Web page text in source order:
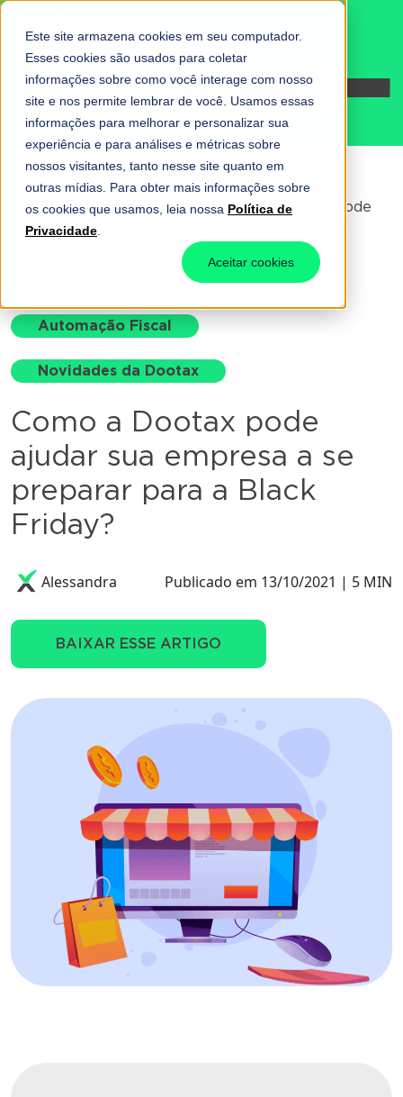
Este site armazena cookies em seu computador.
Esses cookies são usados para coletar
informações sobre como você interage com nosso
site e nos permite lembrar de você. Usamos essas
informações para melhorar e personalizar sua
experiência e para análises e métricas sobre
nossos visitantes, tanto nesse site quanto em
outras mídias. Para obter mais informações sobre
os cookies que usamos, leia nossa Política de
Privacidade
Aceitar cookies
Fale conosco
Home-Automação Fiscal-Como a Dootax pode
ajudar sua empresa a se preparar para a Black
Automação Fiscal
Novidades da Dootax
Como a Dootax pode
ajudar sua empresa a se
preparar para a Black
Friday?
Alessandra Publicado em 13/10/2021 | 5 MIN
BAIXAR ESSE ARTIGO